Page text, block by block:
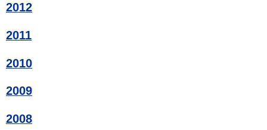
2012
2011
2010
2009
2008